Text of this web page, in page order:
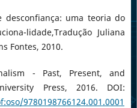
desconfiança: uma teoria do
lidade,Tradução Juliana
Fontes, 2010.
- Past, Present, and
Press, 2016. DOI:
9780198766124.001.0001